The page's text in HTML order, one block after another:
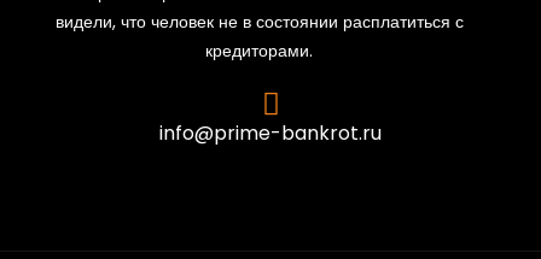
видели, что человек не в состоянии расплатиться с
кредиторами.
info@prime-bankrot.ru